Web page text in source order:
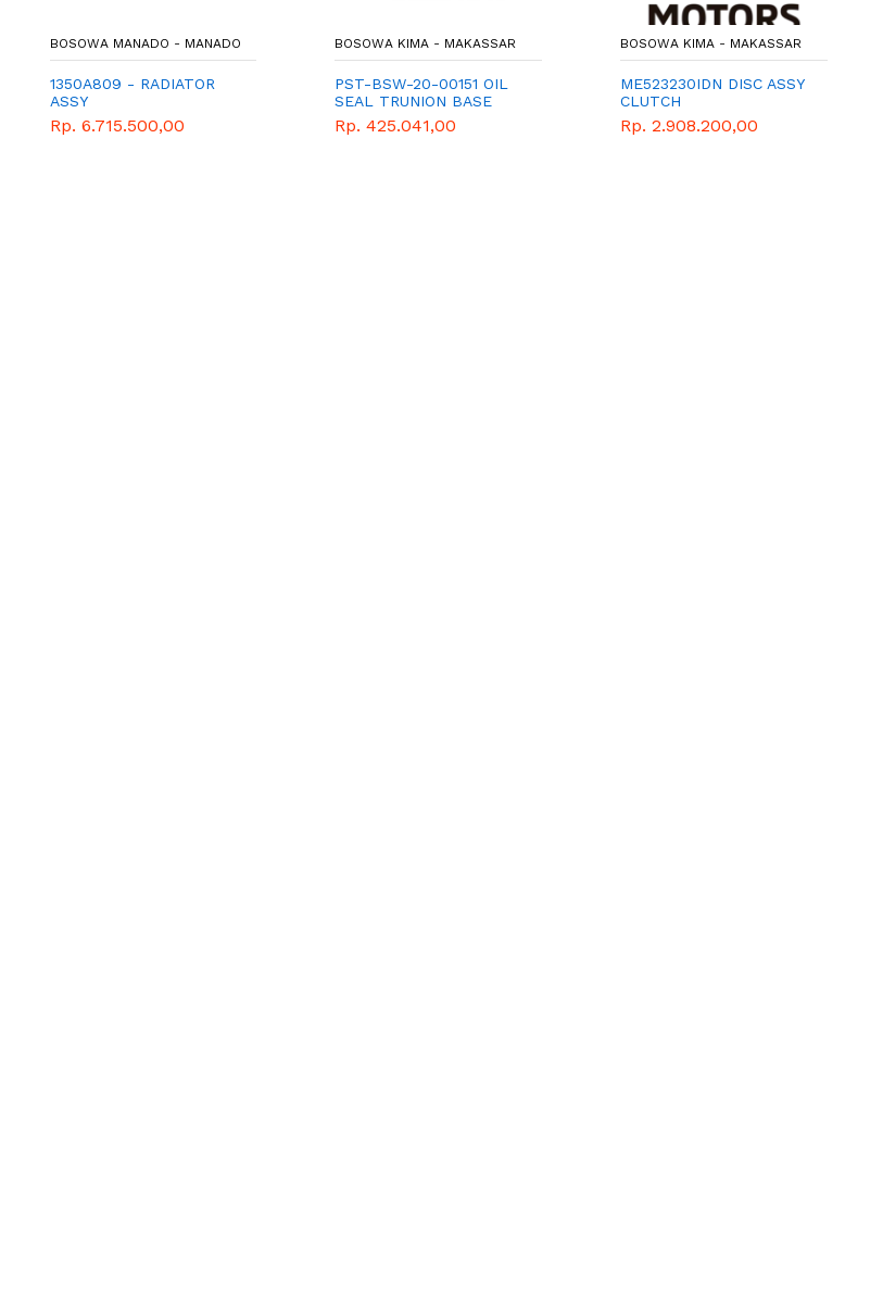
BOSOWA MANADO - MANADO
1350A809 - RADIATOR
ASSY
Rp. 6.715.500,00
BOSOWA KIMA - MAKASSAR
PST-BSW-20-00151 OIL
SEAL TRUNION BASE
Rp. 425.041,00
BOSOWA KIMA - MAKASSAR
ME523230IDN DISC ASSY
CLUTCH
Rp. 2.908.200,00